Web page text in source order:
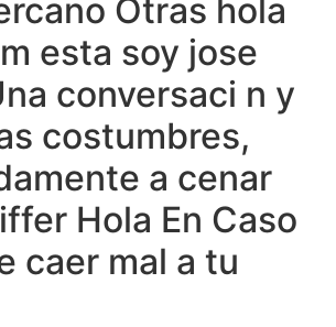
Otras hola
esta soy jose
conversaci n y
costumbres,
a cenar
Hola En Caso
caer mal a tu